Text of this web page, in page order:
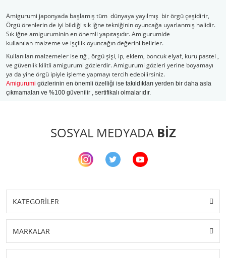
Amigurumi japonyada başlamış tüm dünyaya yayılmış bir örgü çeşidirir,
Örgü örenlerin de iyi bildiği sık iğne tekniğinin oyuncağa uyarlanmış halidir.
Sık iğne amiguruminin en önemli yapıtaşıdır. Amigurumide
kullanılan malzeme ve işçilik oyuncağın değerini belirler.
Kullanılan malzemeler ise tığ , örgü şişi, ip, eklem, boncuk elyaf, kuru pastel ,
ve güvenlik kilitli amigurumi gözlerdir. Amigurumi gözleri yerine boyamayı
ya da yine örgü ipiyle işleme yapmayı tercih edebilirsiniz.
Amigurumi gözlerinin en önemli özelliği ise takıldıkları yerden bir daha asla
çıkmamaları ve %100 güvenilir , sertifikalı olmalarıdır.
SOSYAL MEDYADA BİZ
KATEGORİLER
MARKALAR